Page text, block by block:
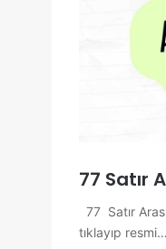
77 Satır
77 Satır
tıklayıp resmi…